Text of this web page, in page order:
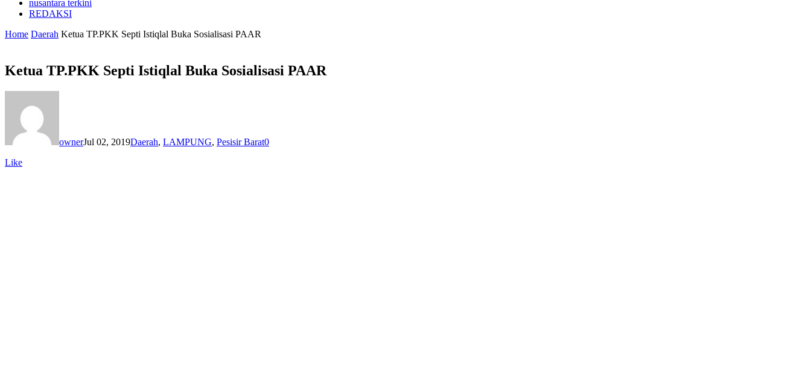
nusantara terkini
REDAKSI
Home Daerah Ketua TP.PKK Septi Istiqlal Buka Sosialisasi PAAR
Ketua TP.PKK Septi Istiqlal Buka Sosialisasi PAAR
ownerJul 02, 2019Daerah, LAMPUNG, Pesisir Barat0
Like